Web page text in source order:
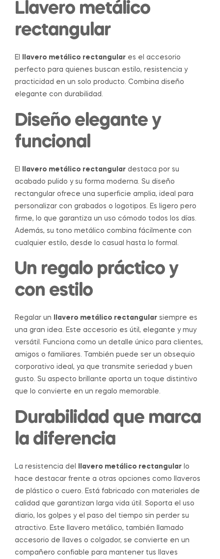
Llavero metálico
rectangular
El llavero metálico rectangular es el accesorio
perfecto para quienes buscan estilo, resistencia y
practicidad en un solo producto. Combina diseño
elegante con durabilidad.
Diseño elegante y
funcional
El llavero metálico rectangular destaca por su
acabado pulido y su forma moderna. Su diseño
rectangular ofrece una superficie amplia, ideal para
personalizar con grabados o logotipos. Es ligero pero
firme, lo que garantiza un uso cómodo todos los días.
Además, su tono metálico combina fácilmente con
cualquier estilo, desde lo casual hasta lo formal.
Un regalo práctico y
con estilo
Regalar un llavero metálico rectangular siempre es
una gran idea. Este accesorio es útil, elegante y muy
versátil. Funciona como un detalle único para clientes,
amigos o familiares. También puede ser un obsequio
corporativo ideal, ya que transmite seriedad y buen
gusto. Su aspecto brillante aporta un toque distintivo
que lo convierte en un regalo memorable.
Durabilidad que marca
la diferencia
La resistencia del llavero metálico rectangular lo
hace destacar frente a otras opciones como llaveros
de plástico o cuero. Está fabricado con materiales de
calidad que garantizan larga vida útil. Soporta el uso
diario, los golpes y el paso del tiempo sin perder su
atractivo. Este llavero metálico, también llamado
accesorio de llaves o colgador, se convierte en un
compañero confiable para mantener tus llaves